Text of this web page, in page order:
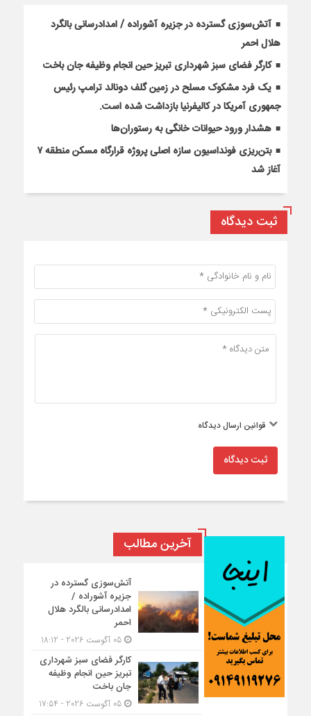
آتش‌سوزی گسترده در جزیره آشوراده / امدادرسانی بالگرد
هلال احمر
کارگر فضای سبز شهرداری تبریز حین انجام وظیفه جان باخت
یک فرد مشکوک مسلح در زمین گلف دونالد ترامپ رئیس
جمهوری آمریکا در کالیفرنیا بازداشت شده است.
هشدار ورود حیوانات خانگی به رستوران‌ها
بتن‌ریزی فونداسیون سازه اصلی پروژه قرارگاه مسکن منطقه ۷
آغاز شد
ثبت دیدگاه
قوانین ارسال دیدگاه
ثبت دیدگاه
آخرین مطالب
آتش‌سوزی گسترده در
جزیره آشوراده /
امدادرسانی بالگرد هلال
احمر
05 آگوست 2026 - 18:12
کارگر فضای سبز شهرداری
تبریز حین انجام وظیفه
جان باخت
05 آگوست 2026 - 17:54